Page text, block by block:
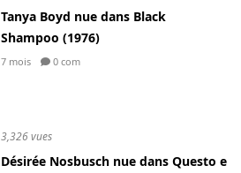
Tanya Boyd nue dans Black
Shampoo (1976)
7 mois 0 com
3,326 vues
Désirée Nosbusch nue dans Questo e